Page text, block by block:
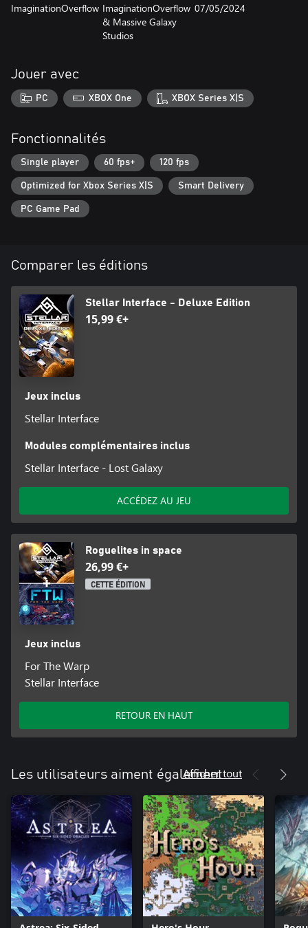
ImaginationOverflow ImaginationOverflow
& Massive Galaxy
Studios
07/05/2024
Jouer avec
PC XBOX One XBOX Series X|S
Fonctionnalités
Single player 60 fps+ 120 fps
Optimized for Xbox Series X|S Smart Delivery
PC Game Pad
Comparer les éditions
Stellar Interface - Deluxe Edition
15,99 €+
Jeux inclus
Stellar Interface
Modules complémentaires inclus
Stellar Interface - Lost Galaxy
ACCÉDEZ AU JEU
Roguelites in space
26,99 €+
CETTE ÉDITION
Jeux inclus
For The Warp
Stellar Interface
RETOUR EN HAUT
Les utilisateurs aiment également
Afficher tout